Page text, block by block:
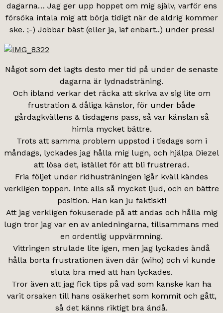
dagarna… Jag ger upp hoppet om mig själv, varför ens
försöka intala mig att börja tidigt när de aldrig kommer
ske. ;-) Jobbar bäst (eller ja, iaf enbart..) under press!
Något som det lagts desto mer tid på under de senaste
dagarna är lydnadsträning.
Och ibland verkar det räcka att skriva av sig lite om
frustration & dåliga känslor, för under både
gårdagkvällens & tisdagens pass, så var känslan så
himla mycket bättre.
Trots att samma problem uppstod i tisdags som i
måndags, lyckades jag hålla mig lugn, och hjälpa Diezel
att lösa det, istället för att bli frustrerad.
Fria följet under ridhusträningen igår kväll kändes
verkligen toppen. Inte alls så mycket ljud, och en bättre
position. Han kan ju faktiskt!
Att jag verkligen fokuserade på att andas och hålla mig
lugn tror jag var en av anledningarna, tillsammans med
en ordentlig uppvärmning.
Vittringen strulade lite igen, men jag lyckades ändå
hålla borta frustrationen även där (wiho) och vi kunde
sluta bra med att han lyckades.
Tror även att jag fick tips på vad som kanske kan ha
varit orsaken till hans osäkerhet som kommit och gått,
så det känns riktigt bra ändå.